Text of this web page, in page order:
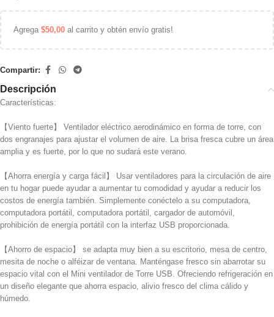
Agrega $50,00 al carrito y obtén envío gratis!
Compartir:
Descripción
Características:
【Viento fuerte】 Ventilador eléctrico aerodinámico en forma de torre, con
dos engranajes para ajustar el volumen de aire. La brisa fresca cubre un área
amplia y es fuerte, por lo que no sudará este verano.
【Ahorra energía y carga fácil】 Usar ventiladores para la circulación de aire
en tu hogar puede ayudar a aumentar tu comodidad y ayudar a reducir los
costos de energía también. Simplemente conéctelo a su computadora,
computadora portátil, computadora portátil, cargador de automóvil,
prohibición de energía portátil con la interfaz USB proporcionada.
【Ahorro de espacio】 se adapta muy bien a su escritorio, mesa de centro,
mesita de noche o alféizar de ventana. Manténgase fresco sin abarrotar su
espacio vital con el Mini ventilador de Torre USB. Ofreciendo refrigeración en
un diseño elegante que ahorra espacio, alivio fresco del clima cálido y
húmedo.